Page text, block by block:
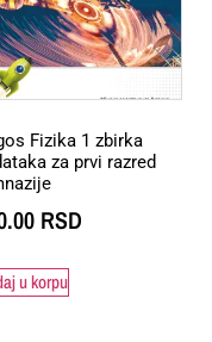
Fizika 1 zbirka
za prvi razred
RSD
u korpu